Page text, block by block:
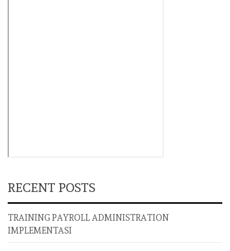
RECENT POSTS
TRAINING PAYROLL ADMINISTRATION
IMPLEMENTASI